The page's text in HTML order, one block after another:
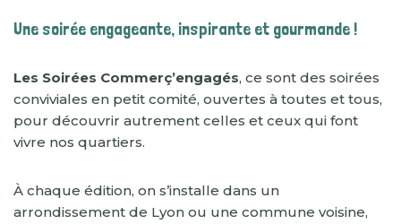
Une soirée engageante, inspirante et gourmande !
Les Soirées Commerç’engagés, ce sont des soirées
conviviales en petit comité, ouvertes à toutes et tous,
pour découvrir autrement celles et ceux qui font
vivre nos quartiers.
À chaque édition, on s’installe dans un
arrondissement de Lyon ou une commune voisine,